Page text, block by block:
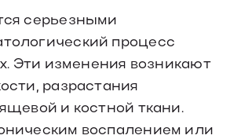
серьезными
процесс
Эти изменения возникают
разрастания
и костной ткани.
воспалением или